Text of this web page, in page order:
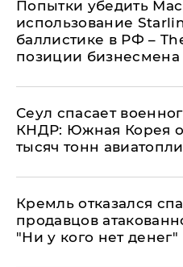
Попытки убедить
использование
баллистике в РФ –
позиции бизнесмена
​Сеул спасает
КНДР: Южная Корея
тысяч тонн
Кремль отказался
продавцов
"Ни у кого нет денег"